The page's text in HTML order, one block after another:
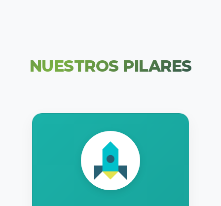
NUESTROS PILARES